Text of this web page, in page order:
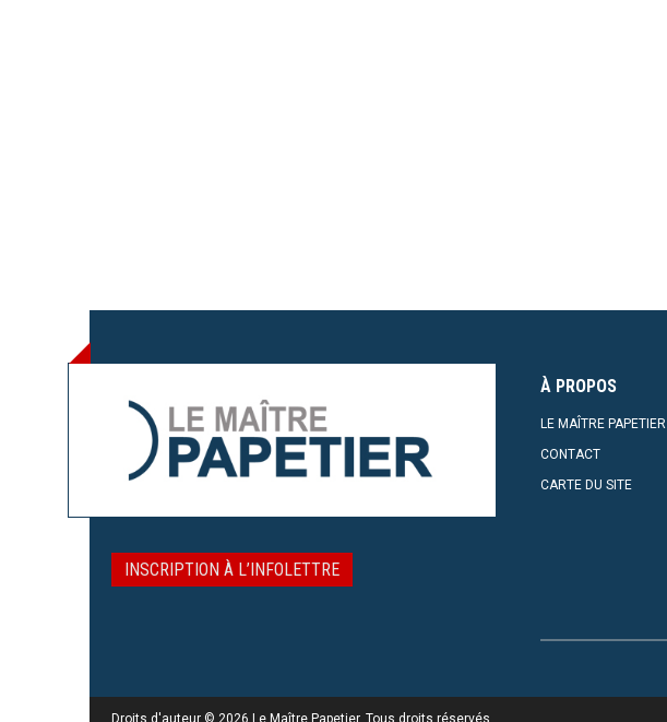
INSCRIPTION À L’INFOLETTRE
À PROPOS
LE MAÎTRE PAPETIER
CONTACT
CARTE DU SITE
Droits d'auteur © 2026 Le Maître Papetier. Tous droits réservés.